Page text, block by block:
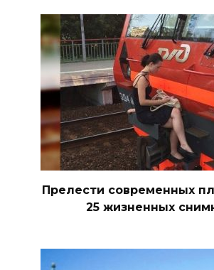
Прелести современных
25 жизненных